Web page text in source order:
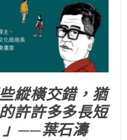
縱橫交錯，猶
許許多多長短
」──葉石濤